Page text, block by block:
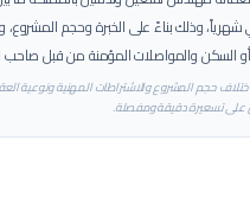
وذلك بناءً على الخبرة وحجم المشروع،
أو السكن والمواصلات المؤمنة من قبل
حجم المشروع والاشتراطات المهنية ونوعية
تسعيرة دقيقة ومفصلة.